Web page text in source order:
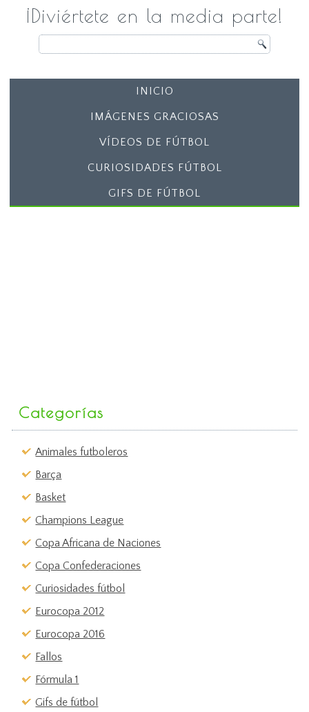
¡Diviértete en la media parte!
INICIO
IMÁGENES GRACIOSAS
VÍDEOS DE FÚTBOL
CURIOSIDADES FÚTBOL
GIFS DE FÚTBOL
Categorías
Animales futboleros
Barça
Basket
Champions League
Copa Africana de Naciones
Copa Confederaciones
Curiosidades fútbol
Eurocopa 2012
Eurocopa 2016
Fallos
Fórmula 1
Gifs de fútbol